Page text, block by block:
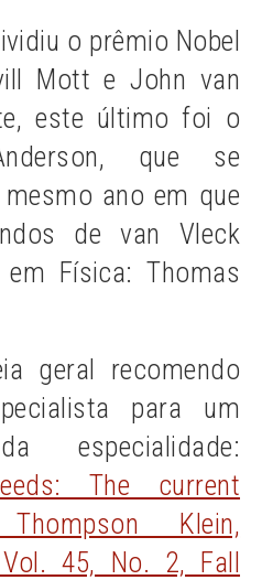
o prêmio Nobel
Mott e John van
este último foi o
que se
ano em que
de van Vleck
Física: Thomas
geral recomendo
para um
especialidade:
The current
Klein,
Vol. 45, No. 2, Fall